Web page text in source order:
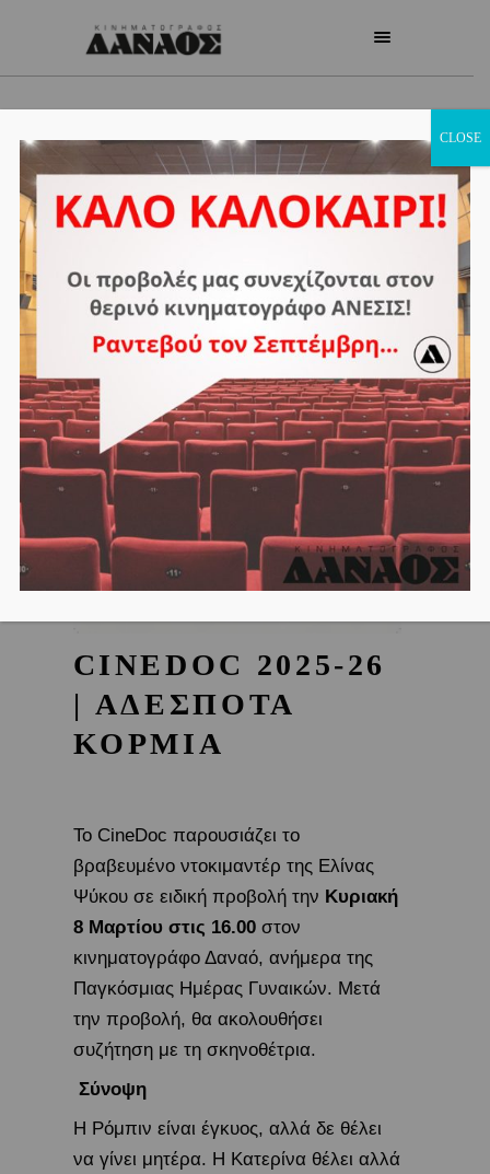
CINEDOC 2025-26
| ΑΔΕΣΠΟΤΑ
ΚΟΡΜΙΑ
Το CineDoc παρουσιάζει το
βραβευμένο ντοκιμαντέρ της Ελίνας
Ψύκου σε ειδική προβολή την Κυριακή
8 Μαρτίου στις 16.00στον
κινηματογράφο Δαναό, ανήμερα της
Παγκόσμιας Ημέρας Γυναικών. Μετά
την προβολή, θα ακολουθήσει
συζήτηση με τη σκηνοθέτρια.
Σύνοψη
Η Ρόμπιν είναι έγκυος, αλλά δε θέλει
να γίνει μητέρα. Η Κατερίνα θέλει αλλά
CLOSE